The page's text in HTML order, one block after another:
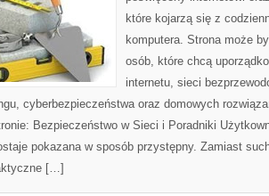
które kojarzą się z
komputera. Strona może
osób, które chcą
internetu, sieci
cyberbezpieczeństwa oraz domowych
Bezpieczeństwo w Sieci i Poradniki
pokazana w sposób przystępny. Zamiast
[…]